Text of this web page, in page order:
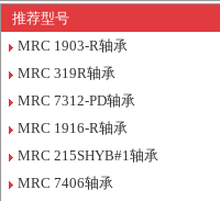
推荐型号
MRC 1903-R轴承
MRC 319R轴承
MRC 7312-PD轴承
MRC 1916-R轴承
MRC 215SHYB#1轴承
MRC 7406轴承